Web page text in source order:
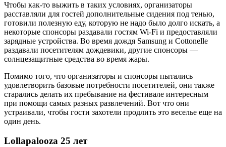
Чтобы как-то выжить в таких условиях, организаторы
расставляли для гостей дополнительные сидения под тенью,
готовили полезную еду, которую не надо было долго искать, а
некоторые спонсоры раздавали гостям Wi-Fi и предоставляли
зарядные устройства. Во время дождя Samsung и Cottonelle
раздавали посетителям дождевики, другие спонсоры —
солнцезащитные средства во время жары.
Помимо того, что организаторы и спонсоры пытались
удовлетворить базовые потребности посетителей, они также
старались делать их пребывание на фестивале интересным
при помощи самых разных развлечений. Вот что они
устраивали, чтобы гости захотели продлить это веселье еще на
один день.
Lollapalooza 25 лет